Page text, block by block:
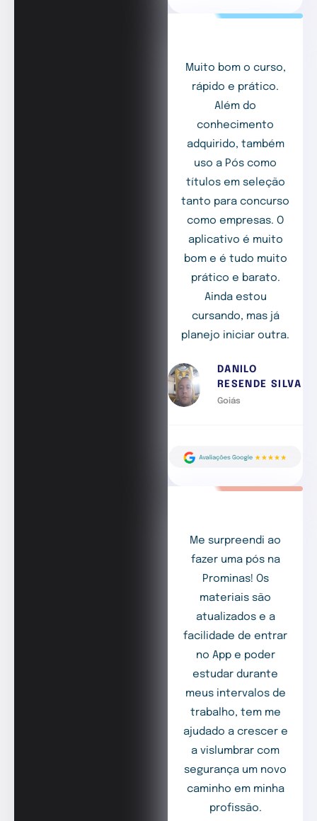
Muito bom o curso,
rápido e prático.
Além do
conhecimento
adquirido, também
uso a Pós como
títulos em seleção
tanto para concurso
como empresas. O
aplicativo é muito
bom e é tudo muito
prático e barato.
Ainda estou
cursando, mas já
planejo iniciar outra.
DANILO
RESENDE SILVA
Goiás
Me surpreendi ao
fazer uma pós na
Prominas! Os
materiais são
atualizados e a
facilidade de entrar
no App e poder
estudar durante
meus intervalos de
trabalho, tem me
ajudado a crescer e
a vislumbrar com
segurança um novo
caminho em minha
profissão.